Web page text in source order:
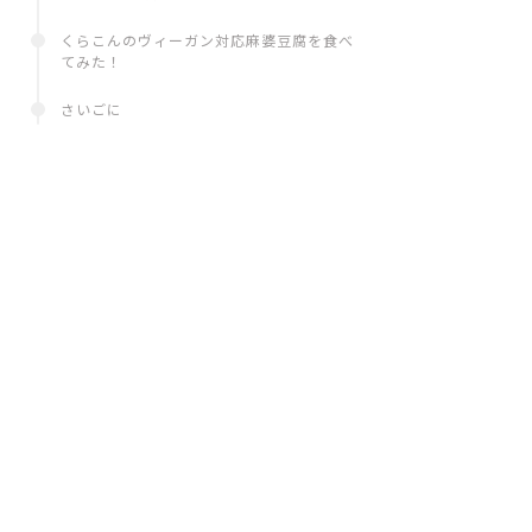
くらこんのヴィーガン対応麻婆豆腐を食べ
てみた！
さいごに